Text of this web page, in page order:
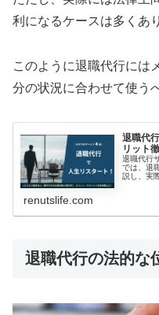
利になるケースは多くあ
このように退職代行には
分の状況に合わせて使う
退職代
リット
退職代行
では、退
説し、実
renutslife.com
退職代行の法的な